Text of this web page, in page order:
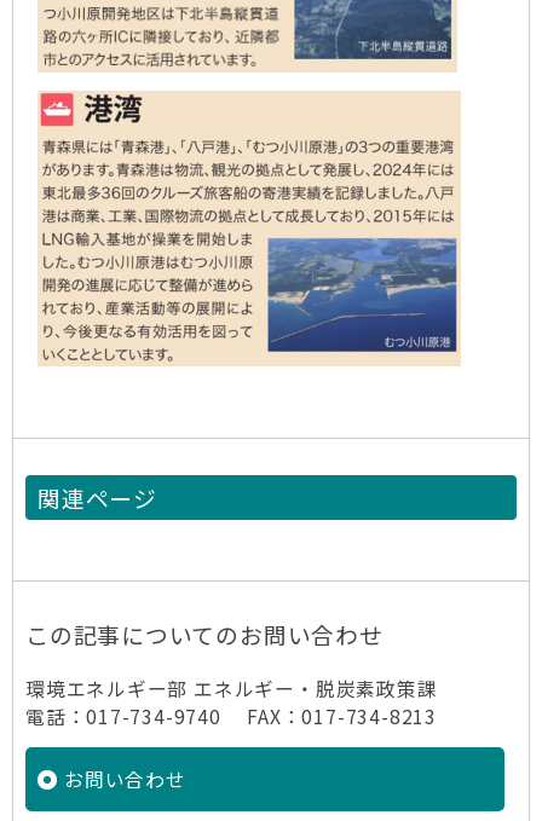
関連ページ
この記事についてのお問い合わせ
環境エネルギー部 エネルギー・脱炭素政策課
電話：017-734-9740 FAX：017-734-8213
お問い合わせ